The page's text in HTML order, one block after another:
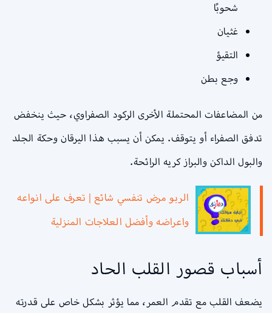
شحوبًا
غثيان
التقيؤ
وجع بطن
من المضاعفات المحتملة الأخرى الركود الصفراوي، حيث ينخفض ​​
تدفق الصفراء أو يتوقف. يمكن أن يسبب هذا اليرقان وحكة الجلد
والبول الداكن والبراز كريه الرائحة.
الربو مرض تنفسي شائع | تعرف على انواعه
واعراضه وأفضل العلاجات المنزلية
أسباب قصور القلب الحاد
يضعف القلب مع تقدم العمر، مما يؤثر بشكل خاص على قدرته